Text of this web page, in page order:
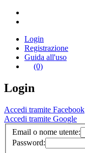
Login
Registrazione
Guida all'uso
(0)
Login
Accedi tramite Facebook
Accedi tramite Google
Email o nome utente:
Password: